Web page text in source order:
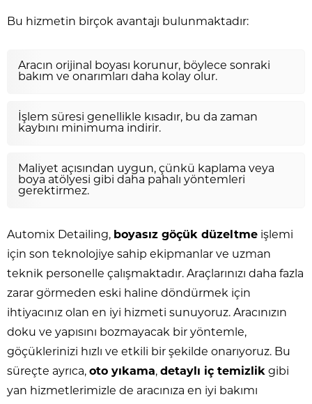
Bu hizmetin birçok avantajı bulunmaktadır:
Aracın orijinal boyası korunur, böylece sonraki
bakım ve onarımları daha kolay olur.
İşlem süresi genellikle kısadır, bu da zaman
kaybını minimuma indirir.
Maliyet açısından uygun, çünkü kaplama veya
boya atölyesi gibi daha pahalı yöntemleri
gerektirmez.
Automix Detailing, boyasız göçük düzeltme işlemi
için son teknolojiye sahip ekipmanlar ve uzman
teknik personelle çalışmaktadır. Araçlarınızı daha fazla
zarar görmeden eski haline döndürmek için
ihtiyacınız olan en iyi hizmeti sunuyoruz. Aracınızın
doku ve yapısını bozmayacak bir yöntemle,
göçüklerinizi hızlı ve etkili bir şekilde onarıyoruz. Bu
süreçte ayrıca, oto yıkama, detaylı iç temizlik gibi
yan hizmetlerimizle de aracınıza en iyi bakımı